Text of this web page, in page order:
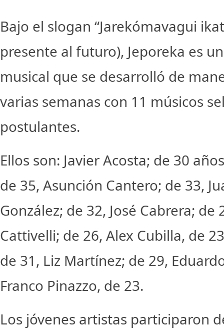
Bajo el slogan “Jarekómavagui
presente al futuro), Jeporeka es
musical que se desarrolló de
varias semanas con 11 músicos
postulantes.
Ellos son: Javier Acosta; de 30
de 35, Asunción Cantero; de 33,
González; de 32, José Cabrera; de
Cattivelli; de 26, Alex Cubilla, de
de 31, Liz Martínez; de 29,
Franco Pinazzo, de 23.
Los jóvenes artistas participaron